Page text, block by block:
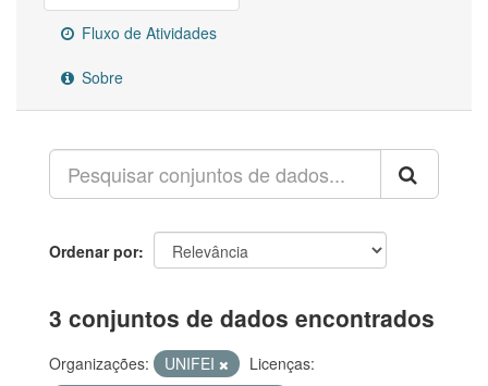
Fluxo de Atividades
Sobre
Ordenar por
3 conjuntos de dados encontrados
Organizações: UNIFEI
Licenças: